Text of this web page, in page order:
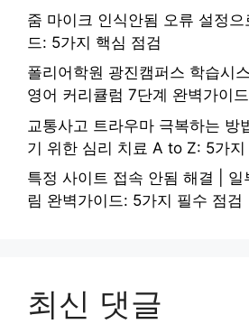
줌 마이크 인식안됨 오류 설정
드: 5가지 핵심 점검
폴리어학원 광진캠퍼스 학습시
영어 커리큘럼 7단계 완벽가이드
교통사고 트라우마 극복하는 방
기 위한 심리 치료 A to Z: 5가지
특정 사이트 접속 안됨 해결 | 일
림 완벽가이드: 5가지 필수 점검
최신 댓글